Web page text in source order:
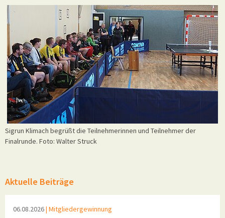
Sigrun Klimach begrüßt die Teilnehmerinnen und Teilnehmer der
Finalrunde. Foto: Walter Struck
Aktuelle Beiträge
06.08.2026| Mitgliedergewinnung